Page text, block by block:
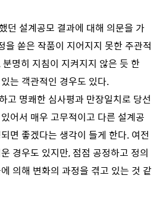
던 설계공모 결과에 대해 의문을 가
을 쏟은 작품이 지어지지 못한 주관적
명히 지침이 지켜지지 않은 듯 한
는 객관적인 경우도 있다.
고 명쾌한 심사평과 만장일치로 당선
어서 매우 고무적이고 다른 설계공
면 좋겠다는 생각이 들게 한다. 여전
경우도 있지만, 점점 공정하고 정의
의해 변화의 과정을 겪고 있는 것 같